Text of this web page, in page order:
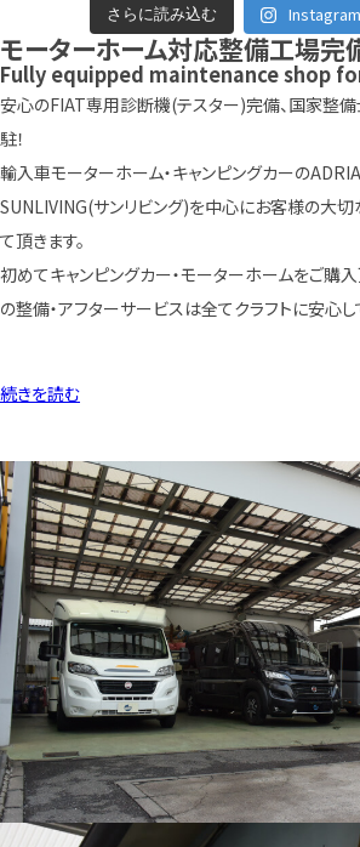
さらに読み込む
モーターホーム対応整備工場完
Fully equipped maintenance shop
安心のFIAT専用診断機(テスター)完備、国家整
駐！
輸入車モーターホーム・キャンピングカーの
SUNLIVING(サンリビング)を中心にお客様の大切
て頂きます。
初めてキャンピングカー・モーターホームをご購
の整備・アフターサービスは全てクラフトに安心し
続きを読む